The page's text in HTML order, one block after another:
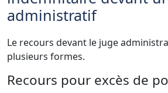
administratif
Le recours devant le juge
plusieurs formes.
Recours pour excès de